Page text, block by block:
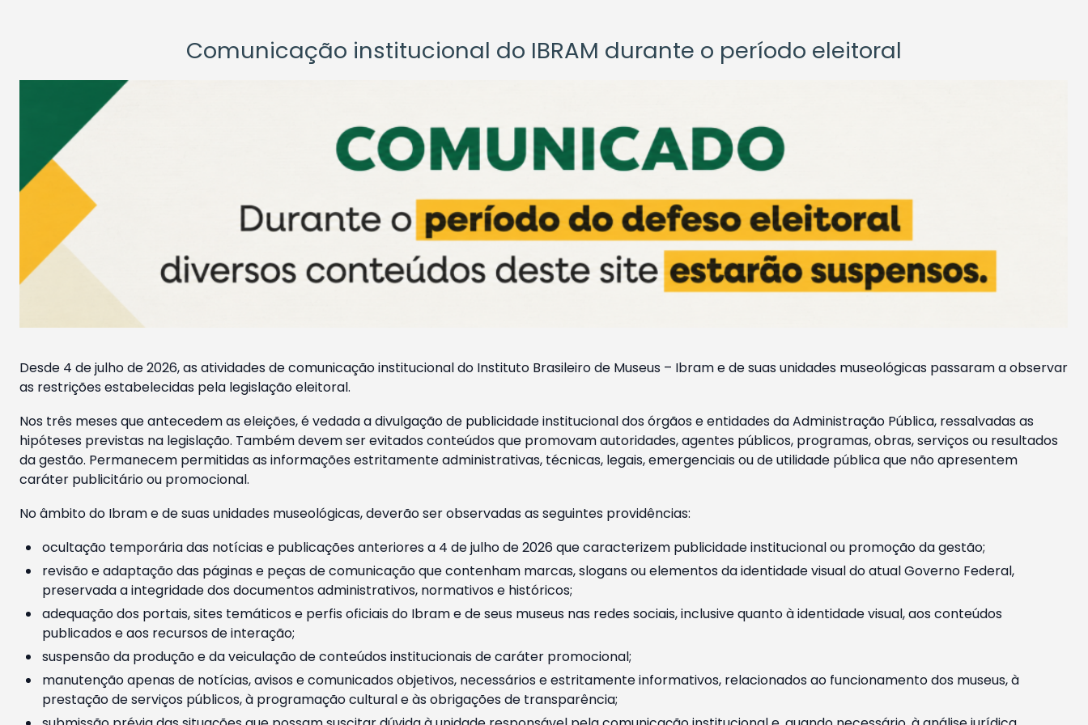
Comunicação institucional do IBRAM durante o período eleitoral
Desde 4 de julho de 2026, as atividades de comunicação institucional do Instituto Brasileiro de Museus – Ibram e de suas unidades museológicas passaram a observar
as restrições estabelecidas pela legislação eleitoral.
Nos três meses que antecedem as eleições, é vedada a divulgação de publicidade institucional dos órgãos e entidades da Administração Pública, ressalvadas as
hipóteses previstas na legislação. Também devem ser evitados conteúdos que promovam autoridades, agentes públicos, programas, obras, serviços ou resultados
da gestão. Permanecem permitidas as informações estritamente administrativas, técnicas, legais, emergenciais ou de utilidade pública que não apresentem
caráter publicitário ou promocional.
No âmbito do Ibram e de suas unidades museológicas, deverão ser observadas as seguintes providências:
ocultação temporária das notícias e publicações anteriores a 4 de julho de 2026 que caracterizem publicidade institucional ou promoção da gestão;
revisão e adaptação das páginas e peças de comunicação que contenham marcas, slogans ou elementos da identidade visual do atual Governo Federal,
preservada a integridade dos documentos administrativos, normativos e históricos;
adequação dos portais, sites temáticos e perfis oficiais do Ibram e de seus museus nas redes sociais, inclusive quanto à identidade visual, aos conteúdos
publicados e aos recursos de interação;
suspensão da produção e da veiculação de conteúdos institucionais de caráter promocional;
manutenção apenas de notícias, avisos e comunicados objetivos, necessários e estritamente informativos, relacionados ao funcionamento dos museus, à
prestação de serviços públicos, à programação cultural e às obrigações de transparência;